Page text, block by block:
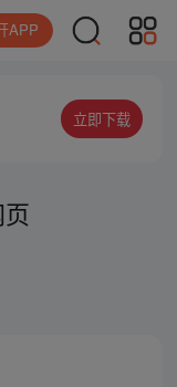
APP
立即下载